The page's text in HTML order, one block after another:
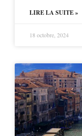
LIRE LA SUITE »
18 octobre, 2024